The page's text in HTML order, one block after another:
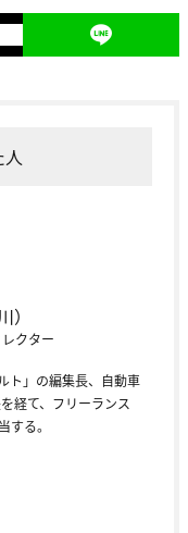
人
クター
ト」の編集長、自動車
経て、フリーランス
る。